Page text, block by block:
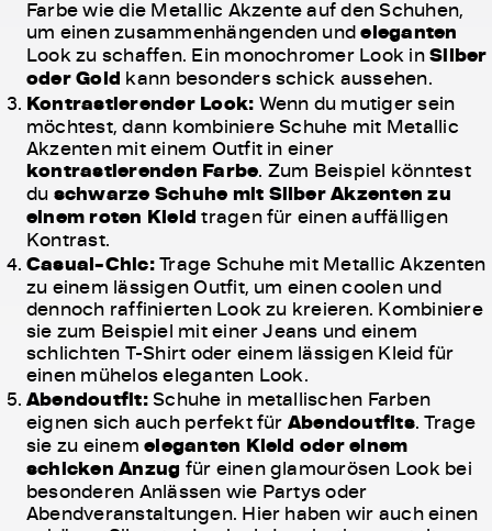
Farbe wie die Metallic Akzente auf den Schuhen,
um einen zusammenhängenden undeleganten
Look zu schaffen. Ein monochromer Look inSilber
oder Gold kann besonders schick aussehen.
Kontrastierender Look: Wenn du mutiger sein
möchtest, dann kombiniere Schuhe mit Metallic
Akzenten mit einem Outfit in einer
kontrastierenden Farbe. Zum Beispiel könntest
du schwarze Schuhe mit Silber Akzenten zu
einem roten Kleid tragen für einen auffälligen
Kontrast.
Casual-Chic:Trage Schuhe mit Metallic Akzenten
zu einem lässigen Outfit, um einen coolen und
dennoch raffinierten Look zu kreieren. Kombiniere
sie zum Beispiel mit einer Jeans und einem
schlichten T-Shirt oder einem lässigen Kleid für
einen mühelos eleganten Look.
Abendoutfit:Schuhe in metallischen Farben
eignen sich auch perfekt für Abendoutfits. Trage
sie zu einemeleganten Kleid oder einem
schicken Anzug für einen glamourösen Look bei
besonderen Anlässen wie Partys oder
Abendveranstaltungen. Hier haben wir auch einen